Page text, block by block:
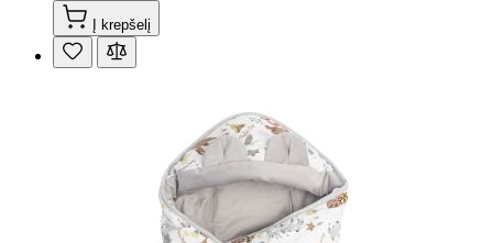
Į krepšelį